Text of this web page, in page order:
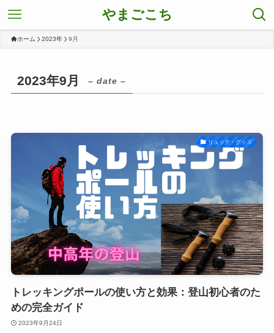
やまごこち
ホーム 2023年 9月
2023年9月 – date –
リュック・グッズ
トレッキングポールの使い方と効果：登山初心者のた
めの完全ガイド
2023年9月24日